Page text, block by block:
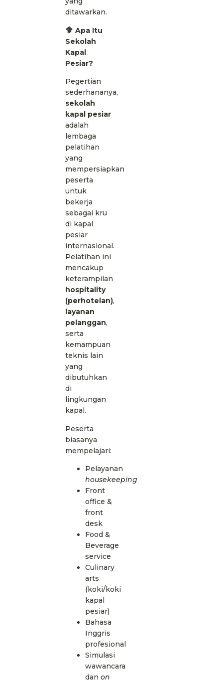
ditawarkan.
Apa Itu
Sekolah
Kapal
Pesiar?
Pegertian
sederhananya,
sekolah
kapal pesiar
adalah
lembaga
pelatihan
yang
mempersiapkan
peserta
untuk
bekerja
sebagai kru
di kapal
pesiar
internasional.
Pelatihan ini
mencakup
keterampilan
hospitality
(perhotelan),
layanan
pelanggan,
serta
kemampuan
teknis lain
yang
dibutuhkan
di
lingkungan
kapal.
Peserta
biasanya
mempelajari:
Pelayanan
housekeeping
Front
office &
front
desk
Food &
Beverage
service
Culinary
arts
(koki/koki
kapal
pesiar)
Bahasa
Inggris
profesional
Simulasi
wawancara
danon